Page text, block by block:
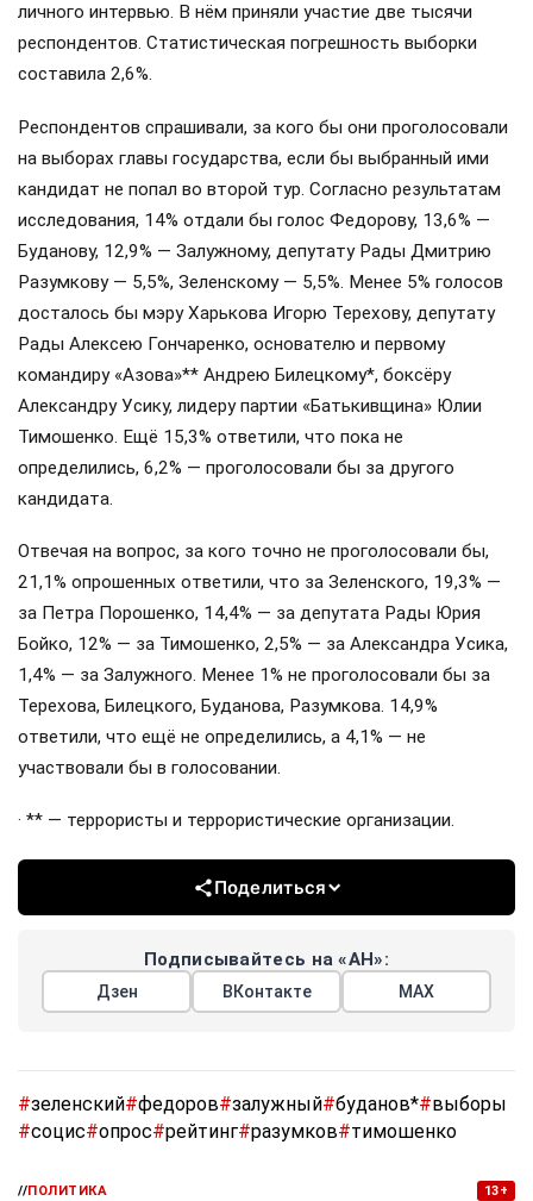
личного интервью. В нём приняли участие две тысячи
респондентов. Статистическая погрешность выборки
составила 2,6%.
Респондентов спрашивали, за кого бы они проголосовали
на выборах главы государства, если бы выбранный ими
кандидат не попал во второй тур. Согласно результатам
исследования, 14% отдали бы голос Федорову, 13,6% —
Буданову, 12,9% — Залужному, депутату Рады Дмитрию
Разумкову — 5,5%, Зеленскому — 5,5%. Менее 5% голосов
досталось бы мэру Харькова Игорю Терехову, депутату
Рады Алексею Гончаренко, основателю и первому
командиру «Азова»** Андрею Билецкому*, боксёру
Александру Усику, лидеру партии «Батькивщина» Юлии
Тимошенко. Ещё 15,3% ответили, что пока не
определились, 6,2% — проголосовали бы за другого
кандидата.
Отвечая на вопрос, за кого точно не проголосовали бы,
21,1% опрошенных ответили, что за Зеленского, 19,3% —
за Петра Порошенко, 14,4% — за депутата Рады Юрия
Бойко, 12% — за Тимошенко, 2,5% — за Александра Усика,
1,4% — за Залужного. Менее 1% не проголосовали бы за
Терехова, Билецкого, Буданова, Разумкова. 14,9%
ответили, что ещё не определились, а 4,1% — не
участвовали бы в голосовании.
· ** — террористы и террористические организации.
Поделиться
Подписывайтесь на «АН»:
Дзен ВКонтакте МАХ
#зеленский#федоров#залужный#буданов*#выборы
#социс#опрос#рейтинг#разумков#тимошенко
//ПОЛИТИКА 13+